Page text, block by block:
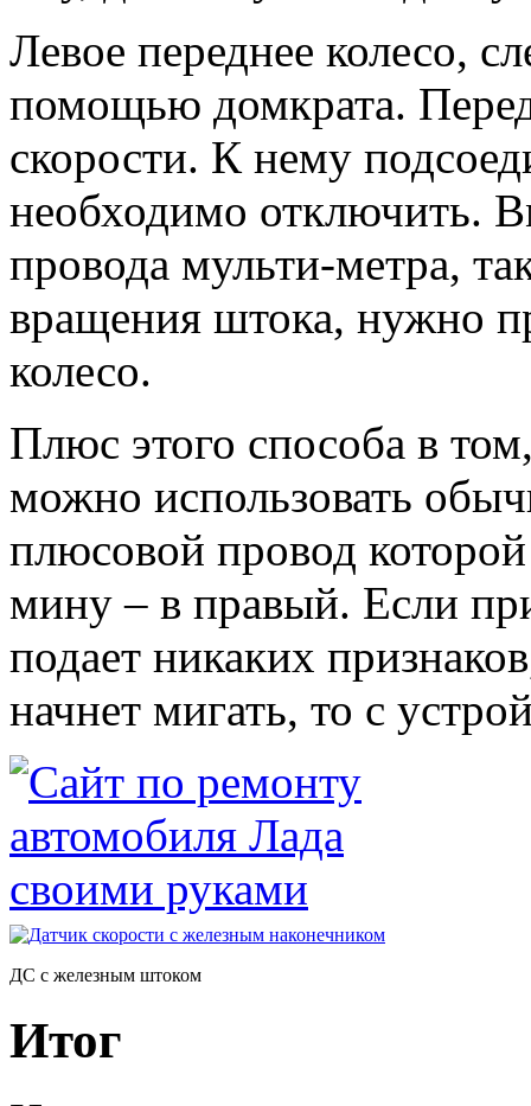
Левое переднее колесо,
помощью домкрата.
скорости. К нему
необходимо отключить.
провода мульти-метра,
вращения штока, нужно
колесо.
Плюс этого способа в
можно использовать
плюсовой провод
мину – в правый. Если
подает никаких
начнет мигать, то с
ДС с железным штоком
Итог